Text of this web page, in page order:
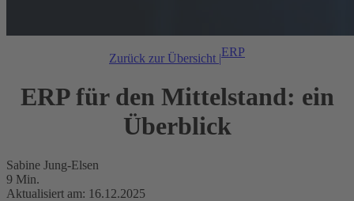
Zurück zur Übersicht |ERP
ERP für den Mittelstand: ein
Überblick
Sabine Jung-Elsen
9 Min.
Aktualisiert am: 16.12.2025